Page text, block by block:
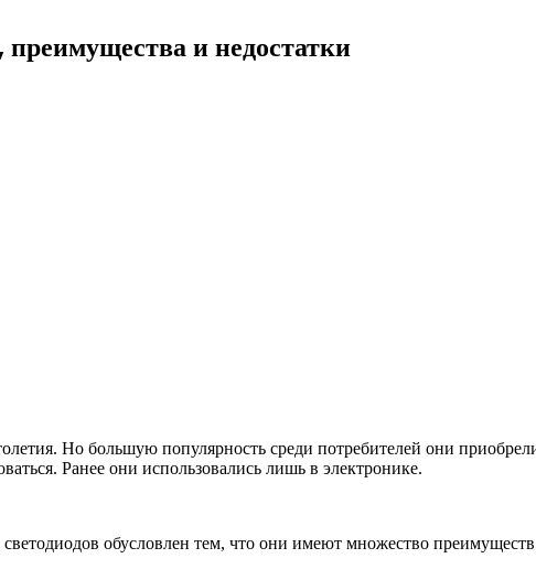
и недостатки
Но большую популярность среди потребителей они
Ранее они использовались лишь в электронике.
обусловлен тем, что они имеют множество